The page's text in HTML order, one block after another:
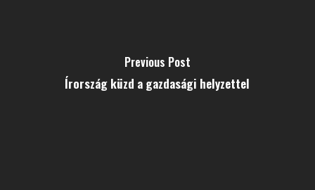
Previous Post
Írország küzd a gazdasági helyzettel